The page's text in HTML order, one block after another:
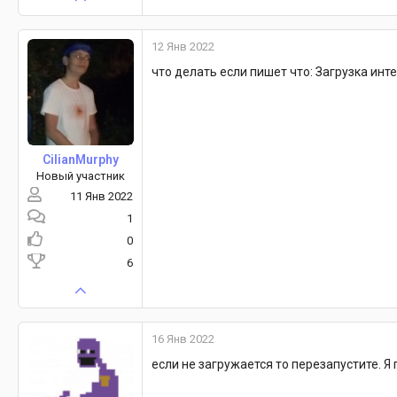
CilianMurphy
Новый участник
11 Янв 2022
1
0
6
12 Янв 2022
что делать если пишет что: Загрузка
16 Янв 2022
если не загружается то перезапустите.